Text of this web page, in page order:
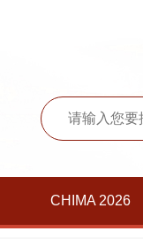
CHIMA 2026